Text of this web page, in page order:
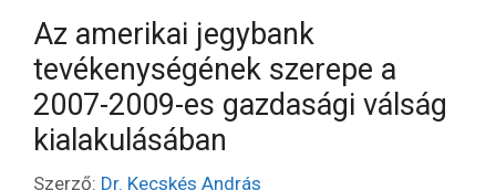
Az amerikai jegybank
tevékenységének szerepe a
2007-2009-es gazdasági válság
kialakulásában
Szerző: Dr. Kecskés András